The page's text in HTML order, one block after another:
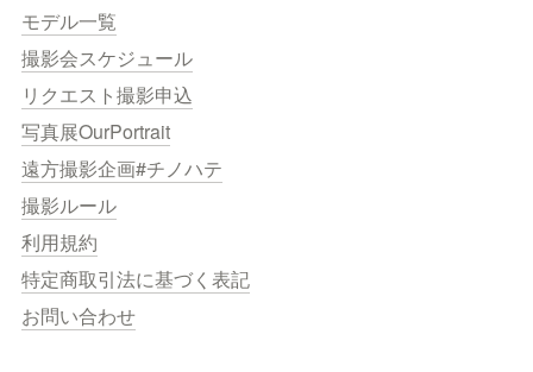
モデル一覧
撮影会スケジュール
リクエスト撮影申込
写真展OurPortrait
遠方撮影企画#チノハテ
撮影ルール
利用規約
特定商取引法に基づく表記
お問い合わせ